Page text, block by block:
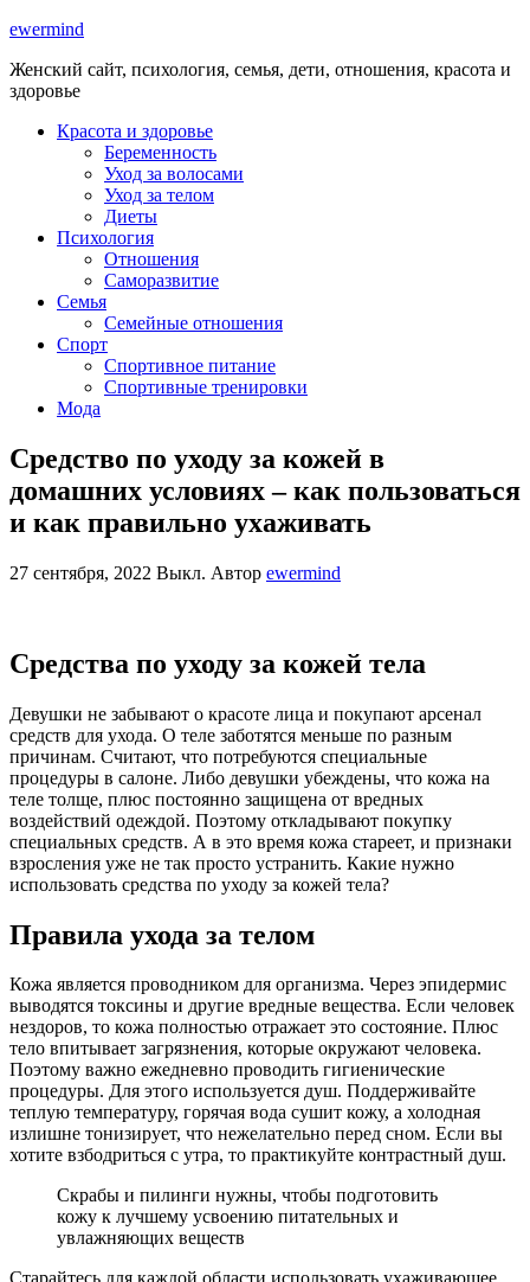
ewermind
Женский сайт, психология, семья, дети, отношения, красота и
здоровье
Красота и здоровье
Беременность
Уход за волосами
Уход за телом
Диеты
Психология
Отношения
Саморазвитие
Семья
Семейные отношения
Спорт
Спортивное питание
Спортивные тренировки
Мода
Средство по уходу за кожей в
домашних условиях – как пользоваться
и как правильно ухаживать
27 сентября, 2022 Выкл. Автор ewermind
Средства по уходу за кожей тела
Девушки не забывают о красоте лица и покупают арсенал
средств для ухода. О теле заботятся меньше по разным
причинам. Считают, что потребуются специальные
процедуры в салоне. Либо девушки убеждены, что кожа на
теле толще, плюс постоянно защищена от вредных
воздействий одеждой. Поэтому откладывают покупку
специальных средств. А в это время кожа стареет, и признаки
взросления уже не так просто устранить. Какие нужно
использовать средства по уходу за кожей тела?
Правила ухода за телом
Кожа является проводником для организма. Через эпидермис
выводятся токсины и другие вредные вещества. Если человек
нездоров, то кожа полностью отражает это состояние. Плюс
тело впитывает загрязнения, которые окружают человека.
Поэтому важно ежедневно проводить гигиенические
процедуры. Для этого используется душ. Поддерживайте
теплую температуру, горячая вода сушит кожу, а холодная
излишне тонизирует, что нежелательно перед сном. Если вы
хотите взбодриться с утра, то практикуйте контрастный душ.
Скрабы и пилинги нужны, чтобы подготовить
кожу к лучшему усвоению питательных и
увлажняющих веществ